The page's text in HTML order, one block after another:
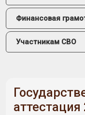
Финансовая
Участникам СВО
аттестация